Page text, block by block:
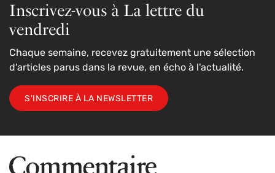
Inscrivez-vous à La lettre du
vendredi
Chaque semaine, recevez gratuitement une sélection
d'articles parus dans la revue, en écho à l'actualité.
S'INSCRIRE À LA NEWSLETTER